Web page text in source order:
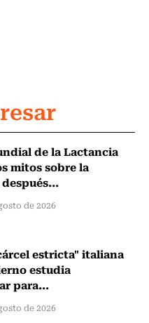
de la Lactancia
mitos sobre la
de 2026
estricta" italiana
estudia
para...
de 2026